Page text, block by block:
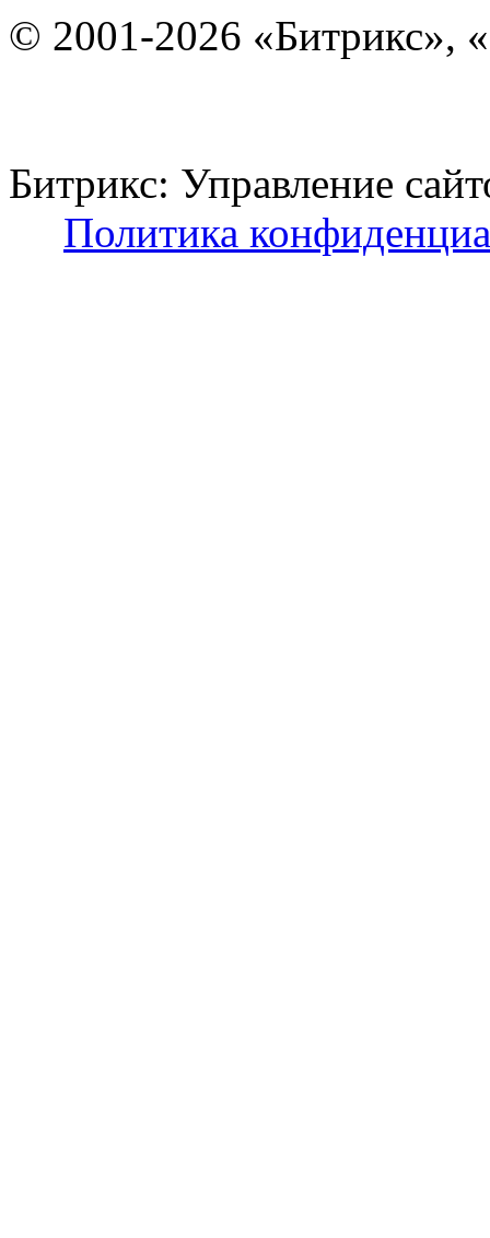
© 2001-2026 «Битрикс»,
Битрикс: Управление
Политика